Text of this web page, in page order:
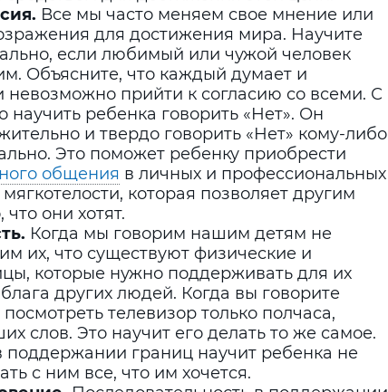
Все мы часто меняем свое мнение или
для достижения мира. Научите
если любимый или чужой человек
Объясните, что каждый думает и
невозможно прийти к согласию со всеми. С
научить ребенка говорить «Нет». Он
и твердо говорить «Нет» кому-либо
Это поможет ребенку приобрести
общения в личных и профессиональных
которая позволяет другим
они хотят.
Когда мы говорим нашим детям не
их, что существуют физические и
которые нужно поддерживать для их
других людей. Когда вы говорите
телевизор только полчаса,
слов. Это научит его делать то же самое.
поддержании границ научит ребенка не
с ним все, что им хочется.